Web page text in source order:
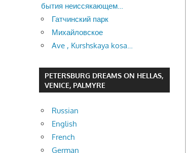
бытия неиссякающем…
Гатчинский парк
Михайловское
Ave , Kurshskaya kosa…
PETERSBURG DREAMS ON HELLAS,
VENICE, PALMYRE
Russian
English
French
German